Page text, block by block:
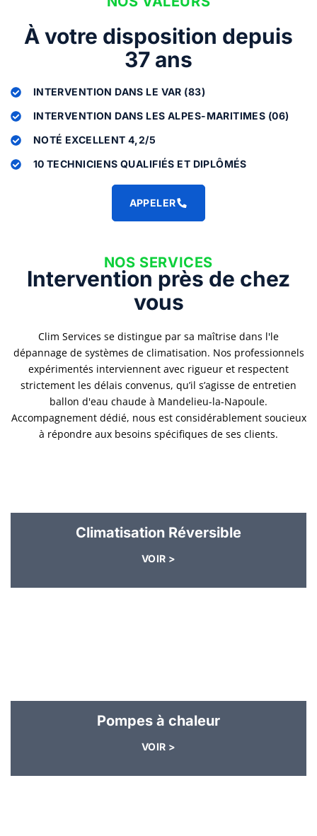
À votre disposition depuis
37 ans
INTERVENTION DANS LE VAR (83)
INTERVENTION DANS LES ALPES-MARITIMES (06)
NOTÉ EXCELLENT 4,2/5
10 TECHNICIENS QUALIFIÉS ET DIPLÔMÉS
APPELER
NOS SERVICES
Intervention près de chez
vous
Clim Services se distingue par sa maîtrise dans l'le
dépannage de systèmes de climatisation. Nos professionnels
expérimentés interviennent avec rigueur et respectent
strictement les délais convenus, qu’il s’agisse de entretien
ballon d'eau chaude à Mandelieu-la-Napoule.
Accompagnement dédié, nous est considérablement soucieux
à répondre aux besoins spécifiques de ses clients.
Climatisation Réversible
VOIR >
Pompes à chaleur
VOIR >